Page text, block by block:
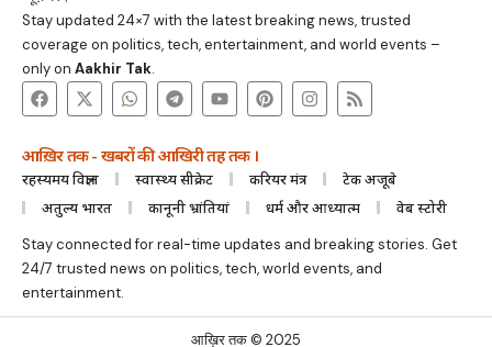
Stay updated 24×7 with the latest breaking news, trusted
coverage on politics, tech, entertainment, and world events –
only on Aakhir Tak.
आख़िर तक - खबरों की आखिरी तह तक ।
रहस्यमय विज्ञान स्वास्थ्य सीक्रेट करियर मंत्र
टेक अजूबे
अतुल्य भारत
कानूनी भ्रांतियां धर्म और आध्यात्म वेब स्टोरी
Stay connected for real-time updates and breaking stories. Get
24/7 trusted news on politics, tech, world events, and
entertainment.
आख़िर तक © 2025